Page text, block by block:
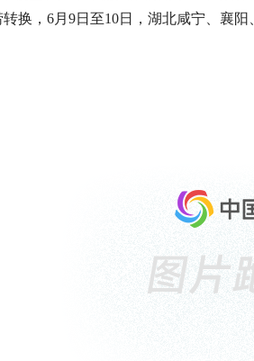
换，6月9日至10日，湖北咸宁、襄